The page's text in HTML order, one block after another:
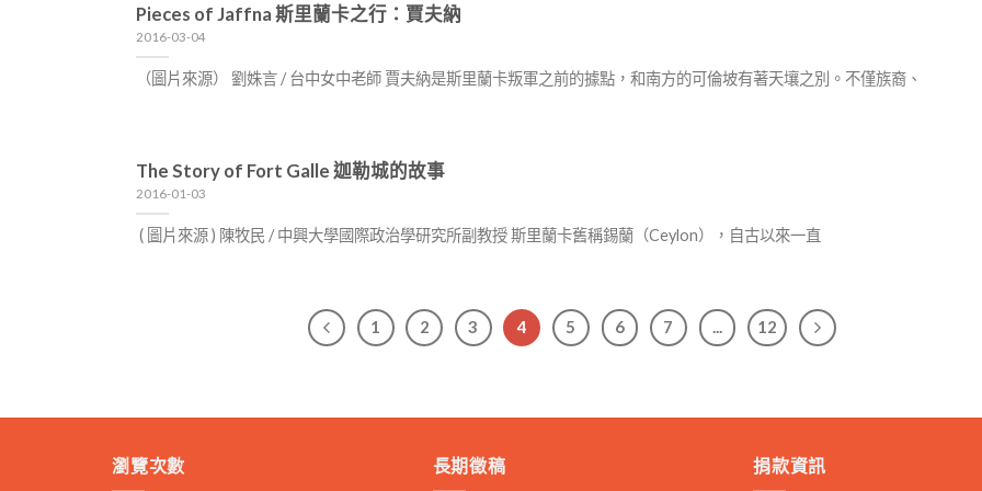
Pieces of Jaffna 斯里蘭卡之行：賈夫納
2016-03-04
（圖片來源） 劉姝言 / 台中女中老師 賈夫納是斯里蘭卡叛軍之前的據點，和南方的可倫坡有著天壤之別。不僅族裔、
The Story of Fort Galle 迦勒城的故事
2016-01-03
( 圖片來源 ) 陳牧民 / 中興大學國際政治學研究所副教授 斯里蘭卡舊稱錫蘭（Ceylon），自古以來一直
1 2 3 4 5 6 7 ... 12
瀏覽次數 長期徵稿 捐款資訊